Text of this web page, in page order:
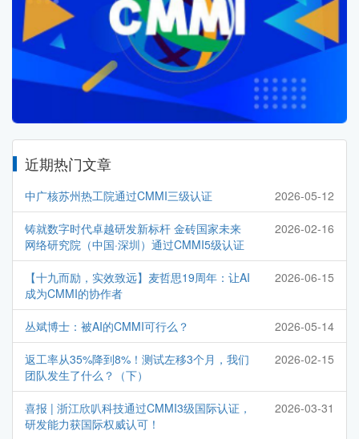
近期热门文章
中广核苏州热工院通过CMMI三级认证 2026-05-12
铸就数字时代卓越研发新标杆 金砖国家未来
网络研究院（中国·深圳）通过CMMI5级认证
2026-02-16
【十九而励，实效致远】麦哲思19周年：让AI
成为CMMI的协作者
2026-06-15
丛斌博士：被AI的CMMI可行么？ 2026-05-14
返工率从35%降到8%！测试左移3个月，我们
团队发生了什么？（下）
2026-02-15
喜报 | 浙江欣叭科技通过CMMI3级国际认证，
研发能力获国际权威认可！
2026-03-31